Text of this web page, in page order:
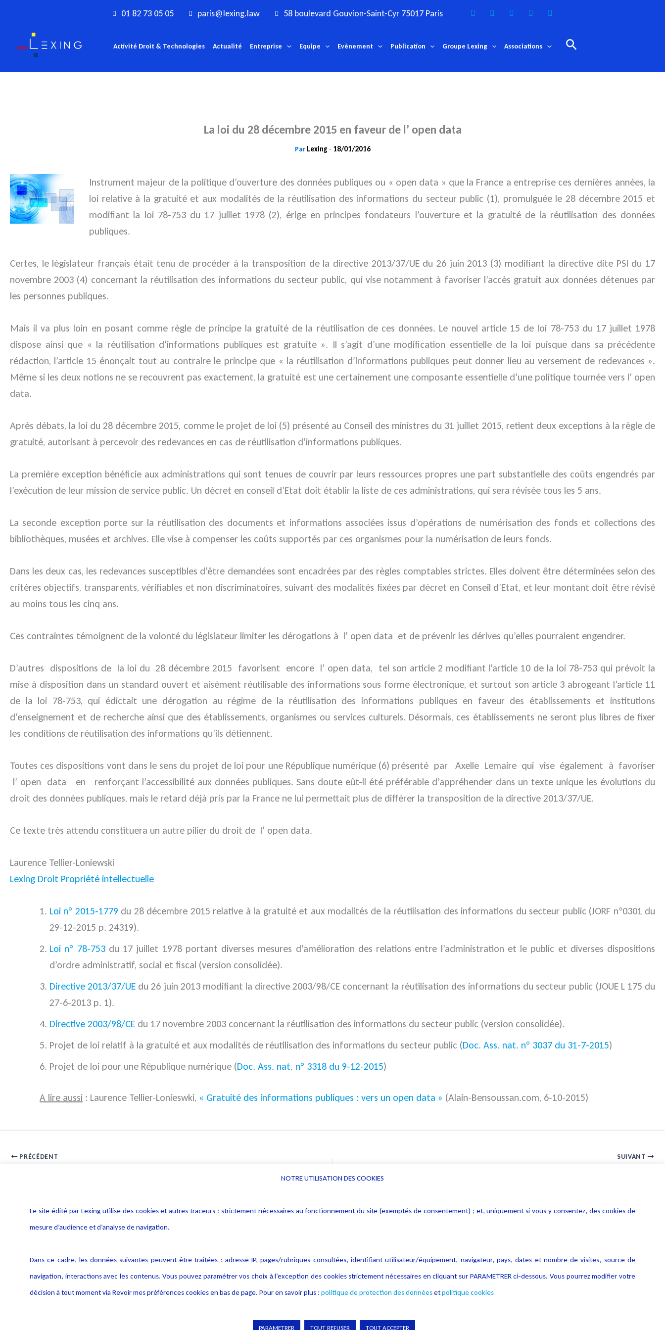
contenu
01 82 73 05 05 paris@lexing.law 58 boulevard Gouvion-Saint-Cyr 75017 Paris
Activité Droit & Technologies Actualité Entreprise Equipe Evènement Publication Groupe Lexing Associations Rechercher
La loi du 28 décembre 2015 en faveur de l’ open data
Par Lexing - 18/01/2016
Instrument majeur de la politique d’ouverture des données publiques ou « open data » que la France a entreprise ces dernières années, la
loi relative à la gratuité et aux modalités de la réutilisation des informations du secteur public (1), promulguée le 28 décembre 2015 et
modifiant la loi 78-753 du 17 juillet 1978 (2), érige en principes fondateurs l’ouverture et la gratuité de la réutilisation des données
publiques.
Certes, le législateur français était tenu de procéder à la transposition de la directive 2013/37/UE du 26 juin 2013 (3) modifiant la directive dite PSI du 17
novembre 2003 (4) concernant la réutilisation des informations du secteur public, qui vise notamment à favoriser l’accès gratuit aux données détenues par
les personnes publiques.
Mais il va plus loin en posant comme règle de principe la gratuité de la réutilisation de ces données. Le nouvel article 15 de loi 78-753 du 17 juillet 1978
dispose ainsi que « la réutilisation d’informations publiques est gratuite ». Il s’agit d’une modification essentielle de la loi puisque dans sa précédente
rédaction, l’article 15 énonçait tout au contraire le principe que « la réutilisation d’informations publiques peut donner lieu au versement de redevances ».
Même si les deux notions ne se recouvrent pas exactement, la gratuité est une certainement une composante essentielle d’une politique tournée vers l’ open
data.
Après débats, la loi du 28 décembre 2015, comme le projet de loi (5) présenté au Conseil des ministres du 31 juillet 2015, retient deux exceptions à la règle de
gratuité, autorisant à percevoir des redevances en cas de réutilisation d’informations publiques.
La première exception bénéficie aux administrations qui sont tenues de couvrir par leurs ressources propres une part substantielle des coûts engendrés par
l’exécution de leur mission de service public. Un décret en conseil d’Etat doit établir la liste de ces administrations, qui sera révisée tous les 5 ans.
La seconde exception porte sur la réutilisation des documents et informations associées issus d’opérations de numérisation des fonds et collections des
bibliothèques, musées et archives. Elle vise à compenser les coûts supportés par ces organismes pour la numérisation de leurs fonds.
Dans les deux cas, les redevances susceptibles d’être demandées sont encadrées par des règles comptables strictes. Elles doivent être déterminées selon des
critères objectifs, transparents, vérifiables et non discriminatoires, suivant des modalités fixées par décret en Conseil d’Etat, et leur montant doit être révisé
au moins tous les cinq ans.
Ces contraintes témoignent de la volonté du législateur limiter les dérogations à l’ open data et de prévenir les dérives qu’elles pourraient engendrer.
D’autres dispositions de la loi du 28 décembre 2015 favorisent encore l’ open data, tel son article 2 modifiant l’article 10 de la loi 78-753 qui prévoit la
mise à disposition dans un standard ouvert et aisément réutilisable des informations sous forme électronique, et surtout son article 3 abrogeant l’article 11
de la loi 78-753, qui édictait une dérogation au régime de la réutilisation des informations publiques en faveur des établissements et institutions
d’enseignement et de recherche ainsi que des établissements, organismes ou services culturels. Désormais, ces établissements ne seront plus libres de fixer
les conditions de réutilisation des informations qu’ils détiennent.
Toutes ces dispositions vont dans le sens du projet de loi pour une République numérique (6) présenté par Axelle Lemaire qui vise également à favoriser
l’ open data en renforçant l’accessibilité aux données publiques. Sans doute eût-il été préférable d’appréhender dans un texte unique les évolutions du
droit des données publiques, mais le retard déjà pris par la France ne lui permettait plus de différer la transposition de la directive 2013/37/UE.
Ce texte très attendu constituera un autre pilier du droit de l’ open data.
Laurence Tellier-Loniewski
Lexing Droit Propriété intellectuelle
Loi n° 2015-1779 du 28 décembre 2015 relative à la gratuité et aux modalités de la réutilisation des informations du secteur public (JORF n°0301 du
29-12-2015 p. 24319).
Loi n° 78-753du 17 juillet 1978 portant diverses mesures d’amélioration des relations entre l’administration et le public et diverses dispositions
d’ordre administratif, social et fiscal (version consolidée).
Directive 2013/37/UE du 26 juin 2013 modifiant la directive 2003/98/CE concernant la réutilisation des informations du secteur public (JOUE L 175 du
27-6-2013 p. 1).
Directive 2003/98/CE du 17 novembre 2003 concernant la réutilisation des informations du secteur public (version consolidée).
Projet de loi relatif à la gratuité et aux modalités de réutilisation des informations du secteur public (Doc. Ass. nat. n° 3037 du 31-7-2015)
Projet de loi pour une République numérique (Doc. Ass. nat. n° 3318 du 9-12-2015)
A lire aussi : Laurence Tellier-Lonieswki, « Gratuité des informations publiques : vers un open data » (Alain-Bensoussan.com, 6-10-2015)
PRÉCÉDENT SUIVANT
données
Politique cookies
Crédit Photo
NOTRE UTILISATION DES COOKIES
Le site édité par Lexing utilise des cookies et autres traceurs : strictement nécessaires au fonctionnement du site (exemptés de consentement) ; et, uniquement si vous y consentez, des cookies de
mesure d’audience et d’analyse de navigation.
Dans ce cadre, les données suivantes peuvent être traitées : adresse IP, pages/rubriques consultées, identifiant utilisateur/équipement, navigateur, pays, dates et nombre de visites, source de
navigation, interactions avec les contenus. Vous pouvez paramétrer vos choix à l’exception des cookies strictement nécessaires en cliquant sur PARAMETRER ci-dessous. Vous pourrez modifier votre
décision à tout moment via Revoir mes préférences cookies en bas de page. Pour en savoir plus : politique de protection des donnéesetpolitique cookies
PARAMETRER TOUT REFUSER TOUT ACCEPTER